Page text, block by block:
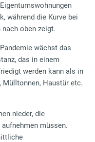
während die Kurve bei
oben zeigt.
wächst das
das in einem
werden kann als in
Mülltonnen, Haustür etc.
nieder, die
müssen.